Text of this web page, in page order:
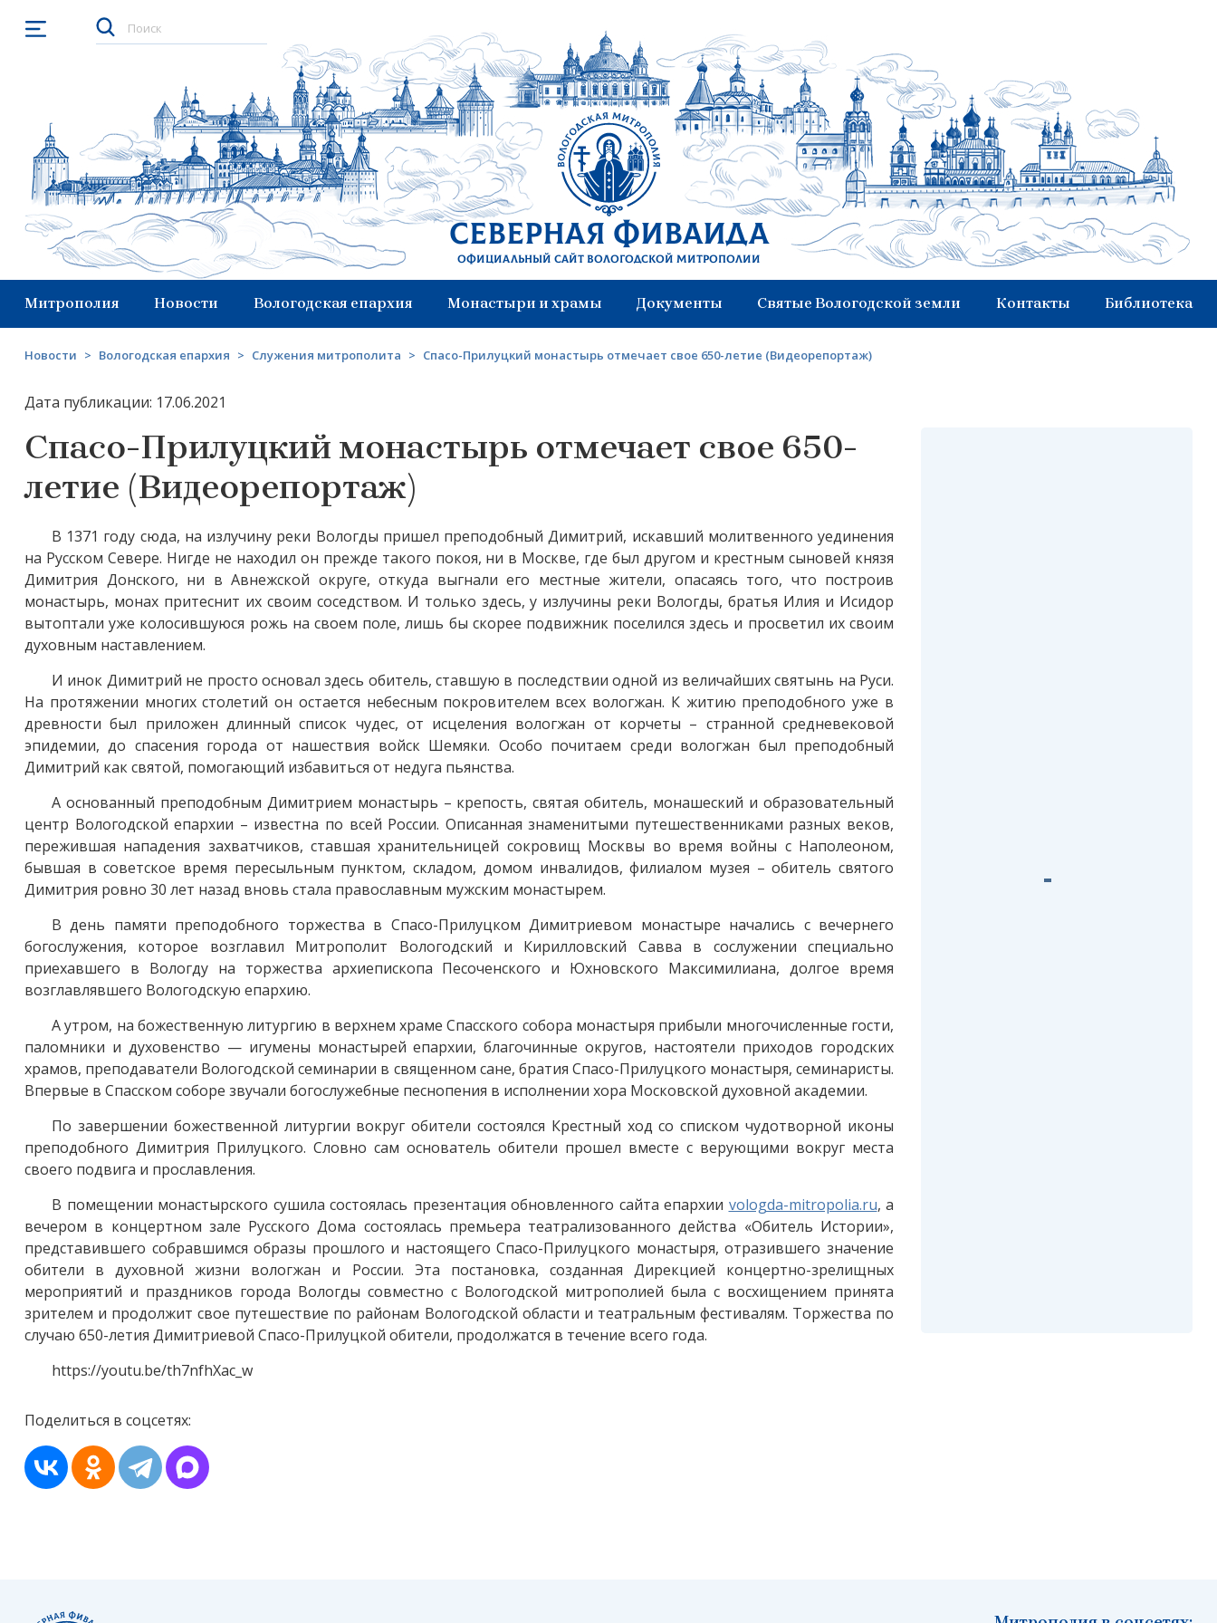
Открыть меню
Северная Фиваида
Официальный сайт Вологодской митрополии
Митрополия Новости Вологодская епархия Монастыри и храмы Документы Святые Вологодской земли Контакты Библиотека
Новости > Вологодская епархия > Служения митрополита > Спасо-Прилуцкий монастырь отмечает свое 650-летие (Видеорепортаж)
Дата публикации: 17.06.2021
Спасо-Прилуцкий монастырь отмечает свое 650-
летие (Видеорепортаж)
В 1371 году сюда, на излучину реки Вологды пришел преподобный Димитрий, искавший молитвенного уединения
на Русском Севере. Нигде не находил он прежде такого покоя, ни в Москве, где был другом и крестным сыновей князя
Димитрия Донского, ни в Авнежской округе, откуда выгнали его местные жители, опасаясь того, что построив
монастырь, монах притеснит их своим соседством. И только здесь, у излучины реки Вологды, братья Илия и Исидор
вытоптали уже колосившуюся рожь на своем поле, лишь бы скорее подвижник поселился здесь и просветил их своим
духовным наставлением.
И инок Димитрий не просто основал здесь обитель, ставшую в последствии одной из величайших святынь на Руси.
На протяжении многих столетий он остается небесным покровителем всех вологжан. К житию преподобного уже в
древности был приложен длинный список чудес, от исцеления вологжан от корчеты – странной средневековой
эпидемии, до спасения города от нашествия войск Шемяки. Особо почитаем среди вологжан был преподобный
Димитрий как святой, помогающий избавиться от недуга пьянства.
А основанный преподобным Димитрием монастырь – крепость, святая обитель, монашеский и образовательный
центр Вологодской епархии – известна по всей России. Описанная знаменитыми путешественниками разных веков,
пережившая нападения захватчиков, ставшая хранительницей сокровищ Москвы во время войны с Наполеоном,
бывшая в советское время пересыльным пунктом, складом, домом инвалидов, филиалом музея – обитель святого
Димитрия ровно 30 лет назад вновь стала православным мужским монастырем.
В день памяти преподобного торжества в Спасо-Прилуцком Димитриевом монастыре начались с вечернего
богослужения, которое возглавил Митрополит Вологодский и Кирилловский Савва в сослужении специально
приехавшего в Вологду на торжества архиепископа Песоченского и Юхновского Максимилиана, долгое время
возглавлявшего Вологодскую епархию.
А утром, на божественную литургию в верхнем храме Спасского собора монастыря прибыли многочисленные гости,
паломники и духовенство — игумены монастырей епархии, благочинные округов, настоятели приходов городских
храмов, преподаватели Вологодской семинарии в священном сане, братия Спасо-Прилуцкого монастыря, семинаристы.
Впервые в Спасском соборе звучали богослужебные песнопения в исполнении хора Московской духовной академии.
По завершении божественной литургии вокруг обители состоялся Крестный ход со списком чудотворной иконы
преподобного Димитрия Прилуцкого. Словно сам основатель обители прошел вместе с верующими вокруг места
своего подвига и прославления.
В помещении монастырского сушила состоялась презентация обновленного сайта епархии vologda-mitropolia.ru, а
вечером в концертном зале Русского Дома состоялась премьера театрализованного действа «Обитель Истории»,
представившего собравшимся образы прошлого и настоящего Спасо-Прилуцкого монастыря, отразившего значение
обители в духовной жизни вологжан и России. Эта постановка, созданная Дирекцией концертно-зрелищных
мероприятий и праздников города Вологды совместно с Вологодской митрополией была с восхищением принята
зрителем и продолжит свое путешествие по районам Вологодской области и театральным фестивалям. Торжества по
случаю 650-летия Димитриевой Спасо-Прилуцкой обители, продолжатся в течение всего года.
https://youtu.be/th7nfhXac_w
Поделиться в соцсетях: